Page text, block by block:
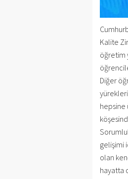
Kalite
öğretim
Diğer
hepsine
gelişimi
olan
hayatta